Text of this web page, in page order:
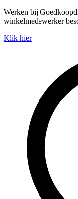
Spring
naar
inhoud
Werken bij
winkelmedewerker
Klik hier